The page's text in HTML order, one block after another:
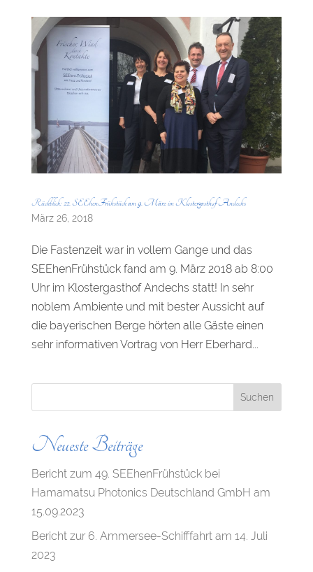
Rückblick: 22. SEEhenFrühstück am 9. März im Klostergasthof Andechs
März 26, 2018
Die Fastenzeit war in vollem Gange und das
SEEhenFrühstück fand am 9. März 2018 ab 8:00
Uhr im Klostergasthof Andechs statt! In sehr
noblem Ambiente und mit bester Aussicht auf
die bayerischen Berge hörten alle Gäste einen
sehr informativen Vortrag von Herr Eberhard...
Neueste Beiträge
Bericht zum 49. SEEhenFrühstück bei
Hamamatsu Photonics Deutschland GmbH am
15.09.2023
Bericht zur 6. Ammersee-Schifffahrt am 14. Juli
2023